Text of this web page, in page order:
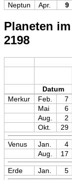
Neptun
Apr. 9
Planeten
2198
Datum
Merkur
Feb. 7
Mai
6
Aug.
2
Okt.
29
Venus Jan. 4
Aug.
17
Erde Jan. 5